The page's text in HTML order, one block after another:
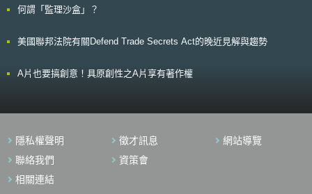
售，一旦開發商售出軟體，其權利即隨之耗盡；但同時也指出，如果原授權
能刺激二手市場的成長，但同時也可能對軟體開發商帶來負面影響，開發商
體。建議軟體開發商應檢視其授權作業，並嘗試從授權合約中處理，例如增
加授權轉讓時應通知開發商的條款等。
何謂「監理沙盒」？
美國聯邦法院有關Defend Trade Secrets Act的晚近見解與趨勢
A片也要搞創意！具原創性之A片享有著作權
隱私權聲明 徵才訊息
網站導覽
聯絡我們
資策會
相關連結